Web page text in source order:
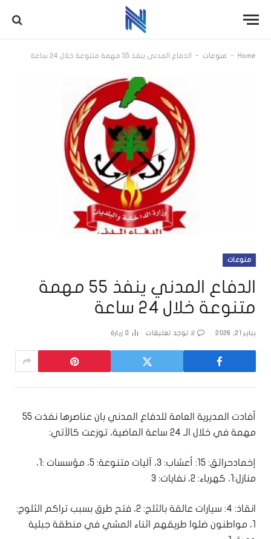
Home
- منوعات - الدفاع المدني ينفذ 55 مهمة متنوعة خلال 24 ساعة
منوعات
الدفاع المدني ينفذ 55 مهمة
متنوعة خلال 24 ساعة
يناير 21, 2026 لا توجد تعليقات 0 زيارة
أفادت المديرية العامة للدفاع المدني بان عناصرها نفذت 55
مهمة في خلال الـ 24 ساعة الماضية، توزعت كالآتي:
إخمادحرائق: 15: أعشاب: 3، آليات متنوعة: 5، مؤسسات :1،
منازل:1، كهرباء: 2، نفايات: 3
انقاذ: 4: سيارات عالقة بالثلج: 2، فتح طرق بسبب تراكم الثلوج:
1، مواطنون ضلوا طريقهم اثناء المشي في منطقة جبلية